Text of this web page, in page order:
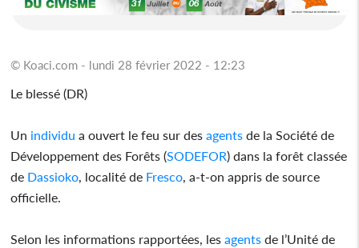
© Koaci.com - lundi 28 février 2022 - 12:23
Le blessé (DR)
Un individu a ouvert le feu sur desagents de la Société de
Développement des Forêts (SODEFOR) dans la forêt classée
de Dassioko, localité de Fresco, a-t-on appris de source
officielle.
Selon les informations rapportées, lesagents de l’Unité de